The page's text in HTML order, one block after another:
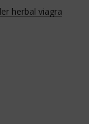
herbal viagra